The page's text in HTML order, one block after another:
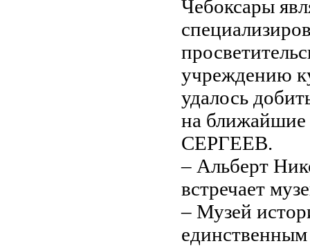
Чебоксары
учреждению
удалось
на ближайшие
СЕРГЕЕВ.
– Альберт
встречает
– Музей